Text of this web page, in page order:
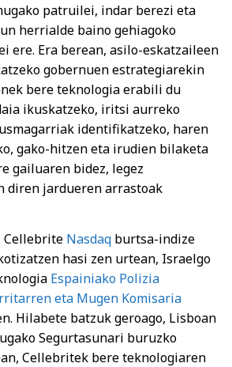
patruilei, indar berezi eta
herrialde baino gehiagoko
ere. Era berean, asilo-eskatzaileen
gobernuen estrategiarekin
bere teknologia erabili du
ikuskatzeko, iritsi aurreko
identifikatzeko, haren
gako-hitzen eta irudien bilaketa
gailuaren bidez, legez
diren jardueren arrastoak
Cellebrite Nasdaq burtsa-indize
hasi zen urtean, Israelgo
Espainiako Polizia
eta Mugen Komisaria
Hilabete batzuk geroago, Lisboan
Segurtasunari buruzko
Cellebritek bere teknologiaren